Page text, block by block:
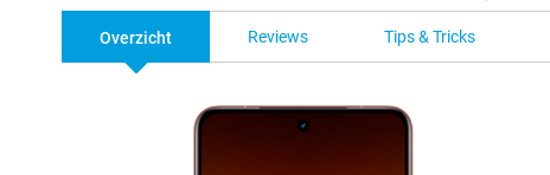
Overzicht Reviews Tips & Tricks